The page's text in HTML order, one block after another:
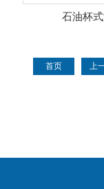
石油杯
首页 上